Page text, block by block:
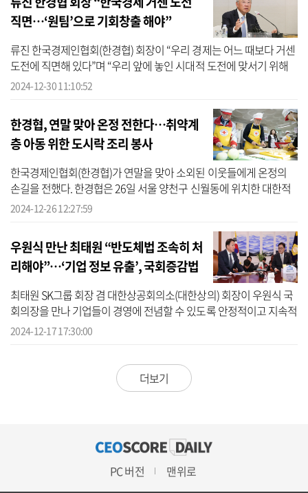
직면…‘원팀’으로 기회창출 해야”
류진 한국경제인협회(한경협) 회장이 “우리 경제는 어느 때보다 거센
도전에 직면해 있다”며 “우리 앞에 놓인 시대적 도전에 맞서기 위해
사업보국의 초심으로 본연의 역할에 매진하겠다”고 강조했다. 류 회
2024-12-30 11:10:52
한경협, 연말 맞아 온정 전한다…취약계
층 아동 위한 도시락 조리 봉사
한국경제인협회(한경협)가 연말을 맞아 소외된 이웃들에게 온정의
손길을 전했다. 한경협은 26일 서울 양천구 신월동에 위치한 대한적
십자사 서울지사 서부봉사관을 찾아 도시락 조리 봉사 활동에 나섰다
2024-12-26 12:27:59
우원식 만난 최태원 “반도체법 조속히 처
리해야”…‘기업 정보 유출’, 국회증감법
재 논의 촉구
최태원 SK그룹 회장 겸 대한상공회의소(대한상의) 회장이 우원식 국
회의장을 만나 기업들이 경영에 전념할 수 있도록 안정적이고 지속적
인 경제 정책 추진을 강조했다. 최 회장은 17일 서울 여의도 국회에서
2024-12-17 17:30:00
더보기
PC 버전 맨위로